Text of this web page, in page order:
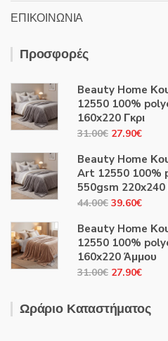
ΕΠΙΚΟΙΝΩΝΙΑ
Προσφορές
Beauty Home
12550 100%
160x220 Γκρι
31.00€ Original
was:
31.00€.
27.90€Η
τιμή
είναι:
Beauty Home
Art 12550 100%
550gsm 220x240
44.00€ Original
was:
44.00€.
39.60€Η
τιμή
είναι:
Beauty Home
12550 100%
160x220 Άμμου
31.00€ Original
was:
27.90€Η
τιμή
Ωράριο Καταστήματος